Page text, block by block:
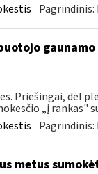
Pagrindinis:
gaunamo
Priešingai, dėl
„į rankas"
Pagrindinis:
metus